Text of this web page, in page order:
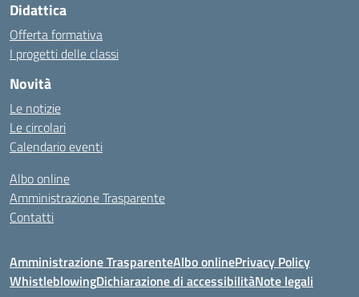
Didattica
Offerta formativa
I progetti delle classi
Novità
Le notizie
Le circolari
Calendario eventi
Albo online
Amministrazione Trasparente
Contatti
Amministrazione TrasparenteAlbo onlinePrivacy Policy
WhistleblowingDichiarazione di accessibilitàNote legali